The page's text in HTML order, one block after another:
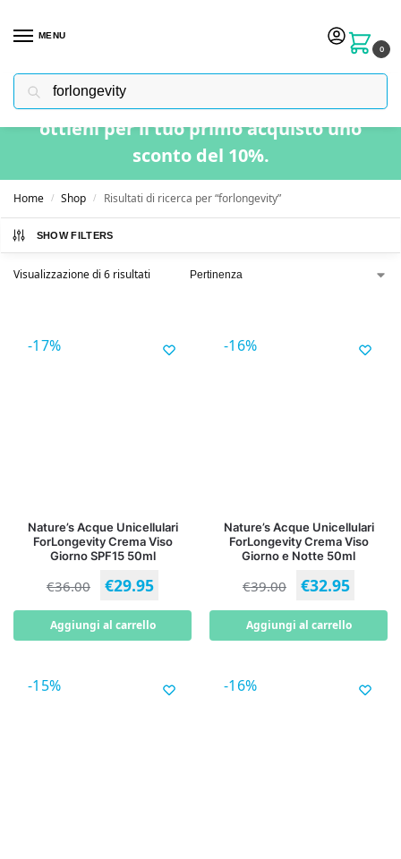
MENU
0
Usa il codice “BENVENUTO” nel carrello e
ottieni per il tuo primo acquisto uno
sconto del 10%.
Home / Shop / Risultati di ricerca per “forlongevity”
SHOW FILTERS
Visualizzazione di 6 risultati
-17%
Nature’s Acque Unicellulari
ForLongevity Crema Viso
Giorno SPF15 50ml
€36.00 €29.95
Aggiungi al carrello
-16%
Nature’s Acque Unicellulari
ForLongevity Crema Viso
Giorno e Notte 50ml
€39.00 €32.95
Aggiungi al carrello
-15% -16%